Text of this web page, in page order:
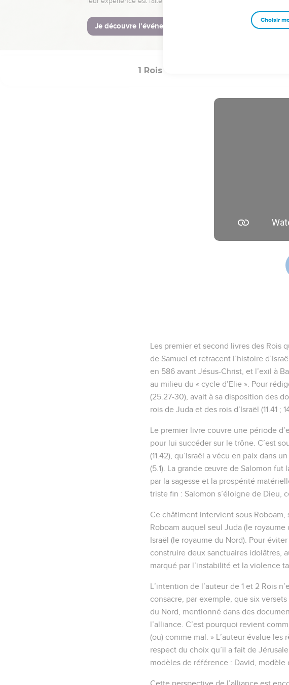
apaisé envers le pays, et la plaie se retira
© Société biblique française – Bibli’O, 1978,
1 Rois
Les premier et second livres des
de Samuel et retracent l’histoire
en 586 avant Jésus-Christ, et l’exil à
au milieu du « cycle d’Elie ». Pour
(25.27-30), avait à sa disposition des
rois de Juda et des rois d’Israël (11.41 ;
Le premier livre couvre une période
pour lui succéder sur le trône. C’est
(11.42), qu’Israël a vécu en paix dans
(5.1). La grande œuvre de Salomon fut
par la sagesse et la prospérité
triste fin : Salomon s’éloigne de Dieu,
Ce châtiment intervient sous
Roboam auquel seul Juda (le
Israël (le royaume du Nord). Pour
construire deux sanctuaires idolâtres,
marqué par l’instabilité et la violence
L’intention de l’auteur de 1 et 2 Rois
consacre, par exemple, que six
du Nord, mentionné dans des
l’alliance. C’est pourquoi revient
(ou) comme mal. » L’auteur évalue
respect du choix qu’il a fait de
modèles de référence : David,
Cette perspective de l’alliance est
Choisir